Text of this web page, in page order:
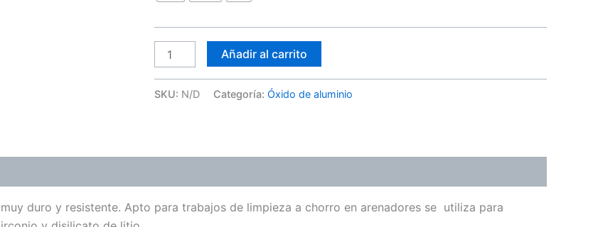
Añadir al carrito
SKU: N/D Categoría: Óxido de aluminio
duro y resistente. Apto para trabajos de limpieza a chorro en arenadores se utiliza para